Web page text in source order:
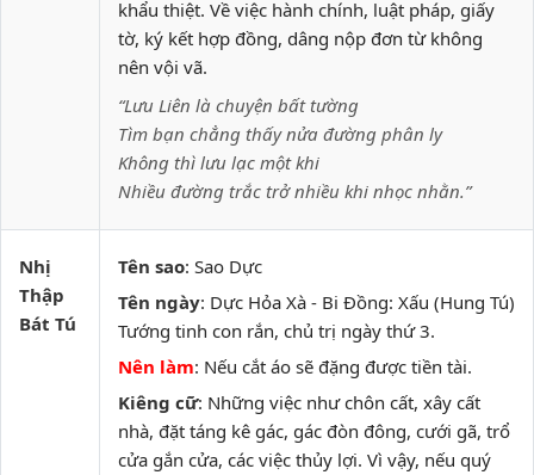
khẩu thiệt. Về việc hành chính, luật pháp, giấy
tờ, ký kết hợp đồng, dâng nộp đơn từ không
nên vội vã.
“Lưu Liên là chuyện bất tường
Tìm bạn chẳng thấy nửa đường phân ly
Không thì lưu lạc một khi
Nhiều đường trắc trở nhiều khi nhọc nhằn.”
Nhị
Thập
Bát Tú
Tên sao: Sao Dực
Tên ngày: Dực Hỏa Xà - Bi Đồng: Xấu (Hung Tú)
Tướng tinh con rắn, chủ trị ngày thứ 3.
Nên làm: Nếu cắt áo sẽ đặng được tiền tài.
Kiêng cữ: Những việc như chôn cất, xây cất
nhà, đặt táng kê gác, gác đòn đông, cưới gã, trổ
cửa gắn cửa, các việc thủy lợi. Vì vậy, nếu quý